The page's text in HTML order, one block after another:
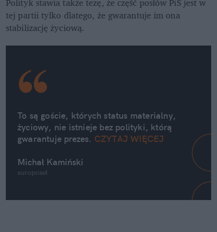
tej partii tylko dlatego, że gwarantuje im ona
stabilizację życiową.
To są goście, których status materialny,
życiowy, nie istnieje bez polityki, którą
gwarantuje prezes. CZYTAJ WIĘCEJ
Michał Kamiński
europoseł